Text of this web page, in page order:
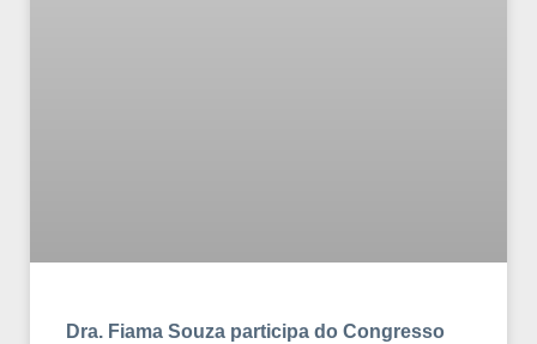
Dra. Fiama Souza participa do Congresso